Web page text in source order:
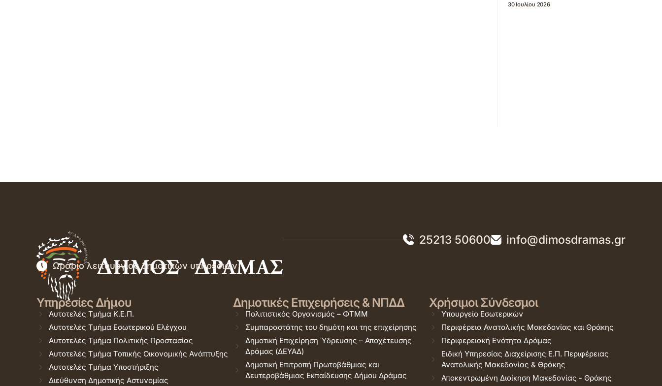
30 Ιουλίου 2026
25213 50600 info@dimosdramas.gr
Ωράριο λειτουργίας δημοτικών υπηρεσιών
Υπηρεσίες Δήμου
Αυτοτελές Τμήμα Κ.Ε.Π.
Αυτοτελές Τμήμα Εσωτερικού Ελέγχου
Αυτοτελές Τμήμα Πολιτικής Προστασίας
Αυτοτελές Τμήμα Τοπικής Οικονομικής Ανάπτυξης
Αυτοτελές Τμήμα Υποστήριξης
Διεύθυνση Δημοτικής Αστυνομίας
Δημοτικές Επιχειρήσεις & ΝΠΔΔ
Πολιτιστικός Οργανισμός – ΦΤΜΜ
Συμπαραστάτης του δημότη και της επιχείρησης
Δημοτική Επιχείρηση Ύδρευσης – Αποχέτευσης
Δράμας (ΔΕΥΑΔ)
Δημοτική Επιτροπή Πρωτοβάθμιας και
Δευτεροβάθμιας Εκπαίδευσης Δήμου Δράμας
Χρήσιμοι Σύνδεσμοι
Υπουργείο Εσωτερικών
Περιφέρεια Ανατολικής Μακεδονίας και Θράκης
Περιφερειακή Ενότητα Δράμας
Ειδική Υπηρεσίας Διαχείρισης Ε.Π. Περιφέρειας
Ανατολικής Μακεδονίας & Θράκης
Αποκεντρωμένη Διοίκηση Μακεδονίας - Θράκης